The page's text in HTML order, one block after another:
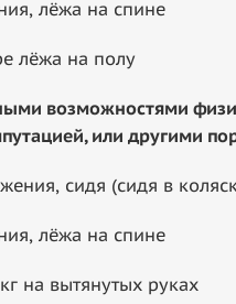
лёжа на спине
лёжа на полу
возможностями
или другими
сидя (сидя в
лёжа на спине
на вытянутых руках